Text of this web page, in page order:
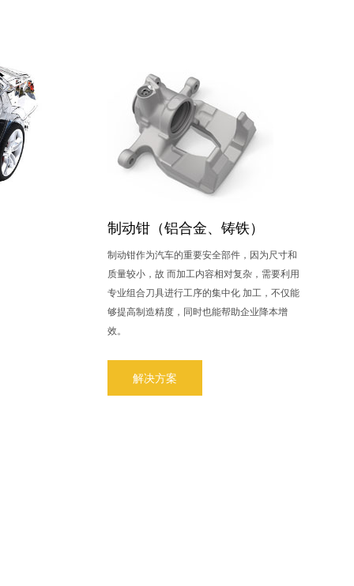
制动钳（铝合金、铸铁）
制动钳作为汽车的重要安全部件，因为尺寸和
质量较小，故 而加工内容相对复杂，需要利用
专业组合刀具进行工序的集中化 加工，不仅能
够提高制造精度，同时也能帮助企业降本增
效。
解决方案